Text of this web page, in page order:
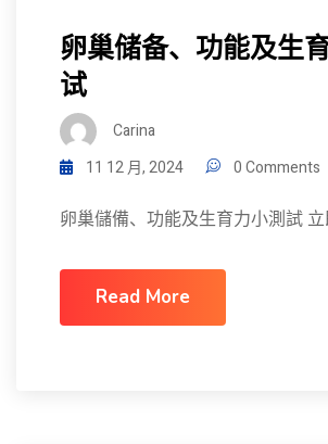
卵巢储备、功能及生
试
Carina
11 12 月, 2024
0 Comments
卵巢儲備、功能及生育力小測試 立
Read More